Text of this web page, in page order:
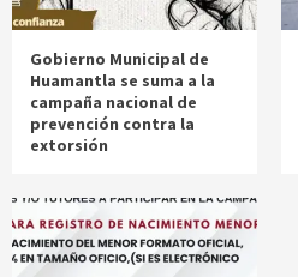
Gobierno Municipal de
Huamantla se suma a la
campaña nacional de
prevención contra la
extorsión